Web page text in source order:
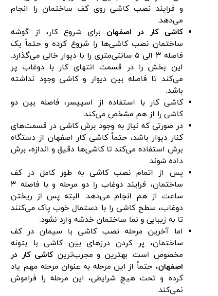
و فرایند نصب کاشی روی کف ساختمان را انجام
می‌دهد.
کاشی کار در اصفهان برای شروع کار، از گوشه
ساختمان نصب کاشی‌ها را شروع کرده و حتماً یک
فاصله ۳ الی ۵ سانتی‌متری را با دیوار خالی می‌گذارد.
این بخش را در قسمت انتهای کار با دوغاب پر
می‌کند تا فاصله بین دیوار و کاشی وجود نداشته
باشد.
کاشی کار با استفاده از اسپیسر، فاصله بین دو
کاشی را از هم مشخص می‌کند.
در صورتی که نیاز به وجود برش کاشی در قسمت‌های
کنار دیوار باشد، حتماً کاشی کار اصفهان از دستگاه
برش استفاده می‌کند تا کاشی‌ها دقیق و اندازه، برش
داده شوند.
پس از اتمام نصب کاشی به طور کامل در کف
ساختمان، فرایند دوغاب را دو مرحله و با فاصله ۳
ساعت از هم انجام می‌دهد. البته پس از ریختن
دوغاب، سطح کاشی را با دستمال خوب پاک می‌کنند
تا به زیبایی و نما ساختمان خدشه وارد نشود.
اما آخرین مرحله نصب کاشی با سیمان در کف
ساختمان، پر کردن درز‌های بین کاشی با بتونه
مخصوص است. بهترین و مجرب‌ترین کاشی کار در
اصفهان، حتماً از این مرحله به عنوان مرحله مهم یاد
کرده و تحت هیچ شرایطی، این مرحله را فراموش
نمی‌کند.